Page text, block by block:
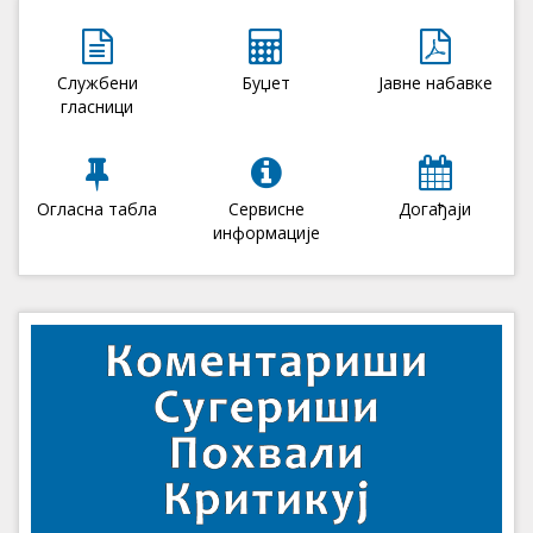
Службени
гласници
Буџет Јавне набавке
Огласна табла
Сервисне
информације
Догађаји